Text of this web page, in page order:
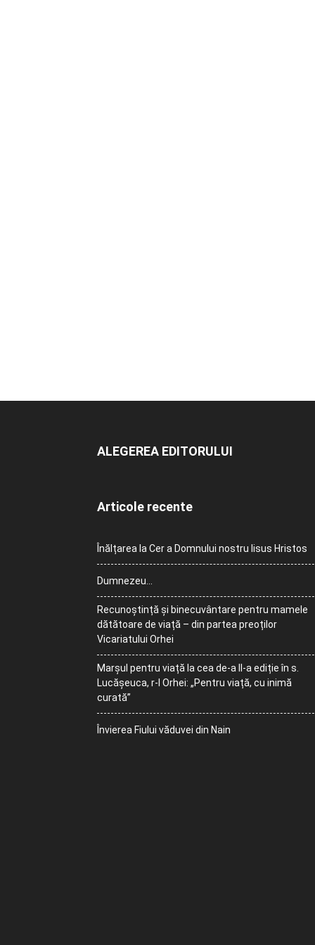
ALEGEREA EDITORULUI
Articole recente
Înălțarea la Cer a Domnului nostru Iisus Hristos
Dumnezeu…
Recunoștință și binecuvântare pentru mamele
dătătoare de viață – din partea preoților
Vicariatului Orhei
Marșul pentru viață la cea de-a II-a ediție în s.
Lucășeuca, r-l Orhei: „Pentru viață, cu inimă
curată”
Învierea Fiului văduvei din Nain